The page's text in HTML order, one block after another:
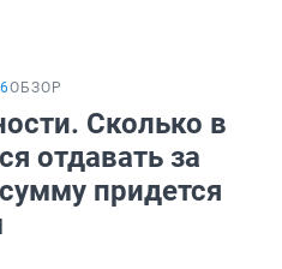
ОБЗОР
Сколько в
отдавать за
придется